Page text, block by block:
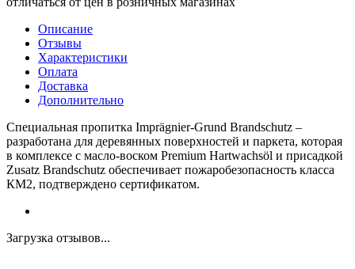
Описание
Отзывы
Характеристики
Оплата
Доставка
Дополнительно
Специальная пропитка Imprägnier-Grund Brandschutz –
разработана для деревянных поверхностей и паркета, которая
в комплексе с масло-воском Premium Hartwachsöl и присадкой
Zusatz Brandschutz обеспечивает пожаробезопасность класса
КМ2, подтверждено сертификатом.
Загрузка отзывов...